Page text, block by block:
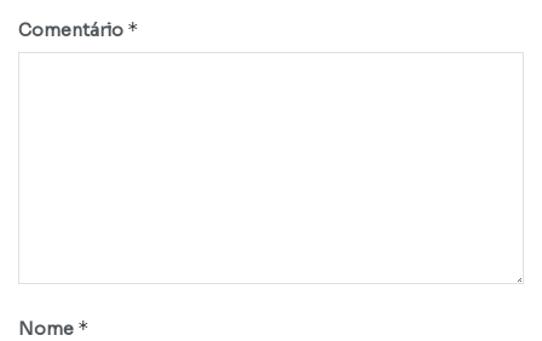
Comentário *
Nome *